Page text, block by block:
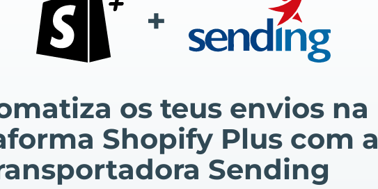
+
os teus envios na
Shopify Plus com a
Sending